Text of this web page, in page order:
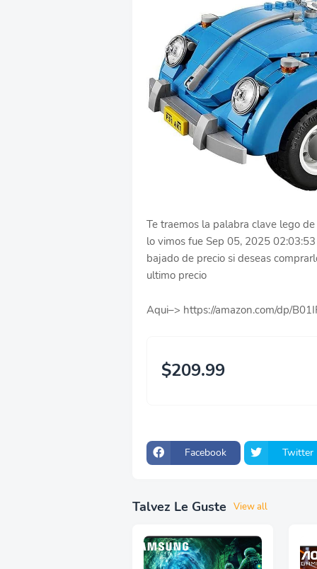
Te traemos la palabra clave lego
lo vimos fue Sep 05, 2025
bajado de precio si deseas
ultimo precio
Aqui–> https://amazon.com/dp/
$209.99
Facebook Twitter
Talvez Le Guste View all